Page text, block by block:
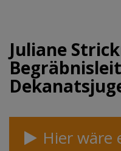
Juliane
Hier wäre